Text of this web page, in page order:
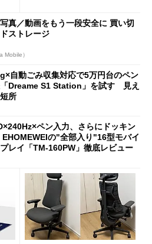
真／動画をもう一段安全に 買い切
ストレージ
Mobile）
自動ごみ収集対応で5万円台のペン
Dreame S1 Station」を試す 見え
所
ペン入力、さらにドッキン
の"全部入り"16型モバイ
レイ「TM-160PW」徹底レビュー